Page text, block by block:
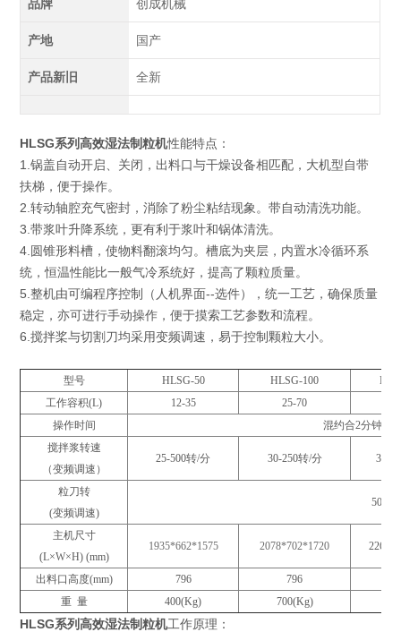
品牌 创成机械
产地 国产
产品新旧 全新
HLSG系列高效湿法制粒机性能特点：
1.锅盖自动开启、关闭，出料口与干燥设备相匹配，大机型自带
扶梯，便于操作。
2.转动轴腔充气密封，消除了粉尘粘结现象。带自动清洗功能。
3.带浆叶升降系统，更有利于浆叶和锅体清洗。
4.圆锥形料槽，使物料翻滚均匀。槽底为夹层，内置水冷循环系
统，恒温性能比一般气冷系统好，提高了颗粒质量。
5.整机由可编程序控制（人机界面--选件），统一工艺，确保质量
稳定，亦可进行手动操作，便于摸索工艺参数和流程。
6.搅拌桨与切割刀均采用变频调速，易于控制颗粒大小。
型号 HLSG-50 HLSG-100
工作容积(L) 12-35 25-70
操作时间
混约合2分钟﹑
搅拌浆转速
（变频调速）
25-500转/分 30-250转/分 30-
粒刀转
(变频调速)
50-
主机尺寸
(L×W×H) (mm)
1935*662*1575 2078*702*1720
出料口高度(mm) 796 796
重 量
400(Kg) 700(Kg)
HLSG系列高效湿法制粒机工作原理：